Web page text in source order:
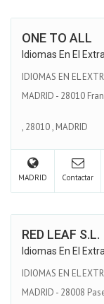
ONE TO ALL
Idiomas En El
IDIOMAS EN EL
MADRID - 28010
, 28010, MADRID
MADRID Contactar
RED LEAF S.L.
Idiomas En El
IDIOMAS EN EL
MADRID - 28008